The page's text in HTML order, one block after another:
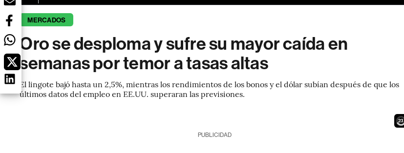
MERCADOS
Oro se desploma y sufre su mayor caída en
semanas por temor a tasas altas
El lingote bajó hasta un 2,5%, mientras los rendimientos de los bonos y el dólar subían después de que los
últimos datos del empleo en EE.UU. superaran las previsiones.
21
PUBLICIDAD